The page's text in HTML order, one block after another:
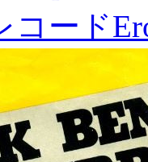
コード